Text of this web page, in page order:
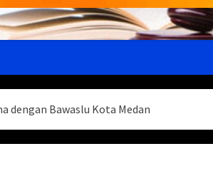
dengan Bawaslu Kota Medan